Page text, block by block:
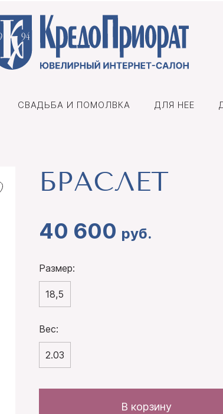
СВАДЬБА И ПОМОЛВКА ДЛЯ НЕЕ
БРАСЛЕТ
40 600 руб.
Размер:
18,5
Вес:
2.03
В корзину